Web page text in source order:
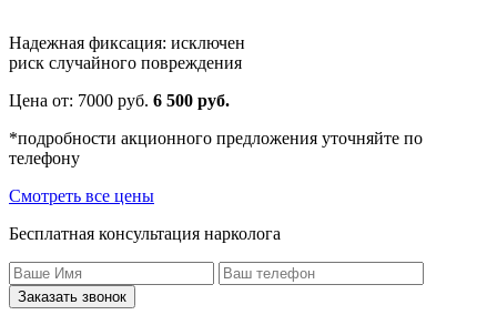
Надежная фиксация: исключен
риск случайного повреждения
Цена от: 7000 руб. 6 500 руб.
*подробности акционного предложения уточняйте по
телефону
Смотреть все цены
Бесплатная консультация нарколога
Заказать звонок